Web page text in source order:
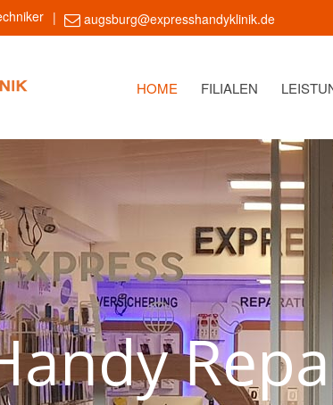
augsburg@expresshandyklinik.de
HOME FILIALEN
andyRepa